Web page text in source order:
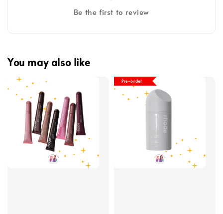
Be the first to review
You may also like
Pre-order